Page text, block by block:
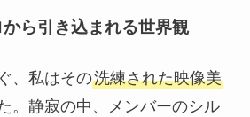
ら引き込まれる世界観
、私はその洗練された映像美
。静寂の中、メンバーのシル